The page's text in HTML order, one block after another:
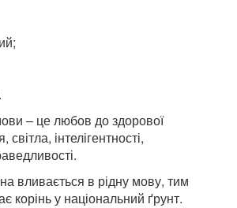
– це любов до здорової
світла, інтелігентності,
вливається в рідну мову, тим
корінь у національний ґрунт.